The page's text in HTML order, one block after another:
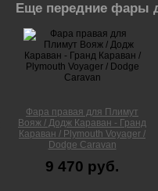
Еще передние фары
Фара правая для Плимут
Вояж / Додж Караван - Гранд
Караван / Plymouth Voyager /
Dodge Caravan
9 470 руб.